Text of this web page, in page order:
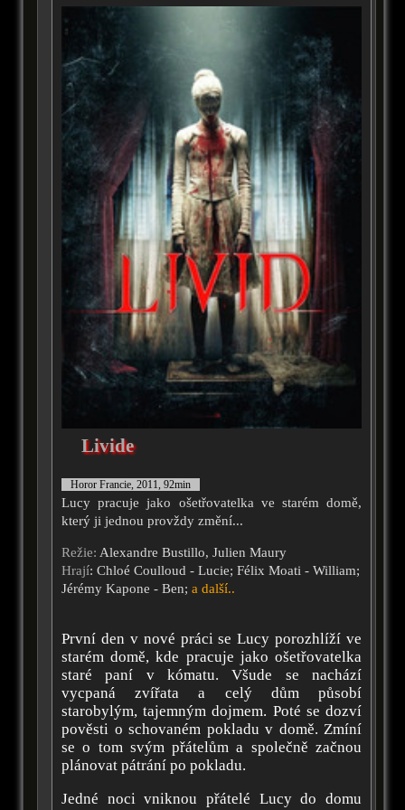
Livide
Horor Francie, 2011, 92min
Lucy pracuje jako ošetřovatelka ve starém domě,
který ji jednou provždy změní...
Režie: Alexandre Bustillo, Julien Maury
Hrají: Chloé Coulloud - Lucie; Félix Moati - William;
Jérémy Kapone - Ben; a další..
První den v nové práci se Lucy porozhlíží ve
starém domě, kde pracuje jako ošetřovatelka
staré paní v kómatu. Všude se nachází
vycpaná zvířata a celý dům působí
starobylým, tajemným dojmem. Poté se dozví
pověsti o schovaném pokladu v domě. Zmíní
se o tom svým přátelům a společně začnou
plánovat pátrání po pokladu.
Jedné noci vniknou přátelé Lucy do domu